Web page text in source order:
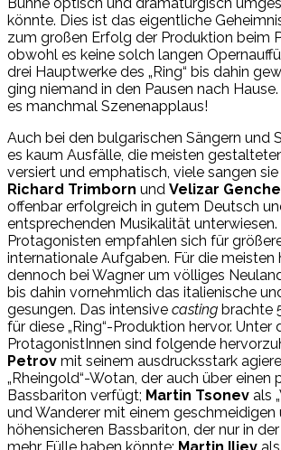
könnte. Dies ist das eigentliche
zum großen Erfolg der Produktion beim
obwohl es keine solch langen
drei Hauptwerke des „Ring“ bis dahin
ging niemand in den Pausen nach
es manchmal Szenenapplaus!
Auch bei den bulgarischen Sängern und
es kaum Ausfälle, die meisten
versiert und emphatisch, viele sangen
Richard Trimborn und Velizar
offenbar erfolgreich in gutem Deutsch
entsprechenden Musikalität unterwiesen.
Protagonisten empfahlen sich für
internationale Aufgaben. Für die meisten
dennoch bei Wagner um völliges
bis dahin vornehmlich das italienische
gesungen. Das intensive casting brachte
für diese „Ring“-Produktion hervor. Unter
ProtagonistInnen sind folgende
Petrov mit seinem ausdrucksstark
„Rheingold“-Wotan, der auch über einen
Bassbariton verfügt; Martin Tsonev als
und Wanderer mit einem geschmeidigen
höhensicheren Bassbariton, der nur in
mehr Fülle haben könnte; Martin Iliev